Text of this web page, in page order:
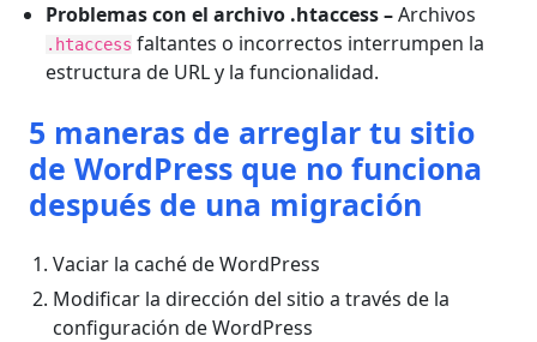
Problemas con el archivo .htaccess–Archivos
.htaccess faltantes o incorrectos interrumpen la
estructura de URL y la funcionalidad.
5 maneras de arreglar tu sitio
de WordPress que no funciona
después de una migración
Vaciar la caché de WordPress
Modificar la dirección del sitio a través de la
configuración de WordPress